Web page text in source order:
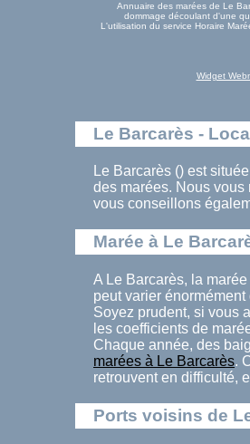
Annuaire des marées de Le
dommage découlant d'une
L'utilisation du service Horaire
Widget
Le Barcarès -
Le Barcarès () est
des marées. Nous
vous conseillons
Marée à Le
A Le Barcarès, la
peut varier
Soyez prudent, si vous
les coefficients de
Chaque année, des
marées à Le Barcarès.
retrouvent en difficulté,
Ports voisins de